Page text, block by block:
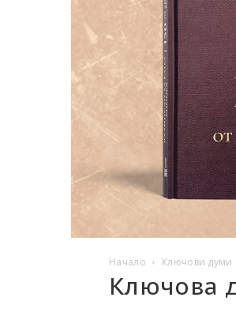
Начало Ключови думи
Ключова